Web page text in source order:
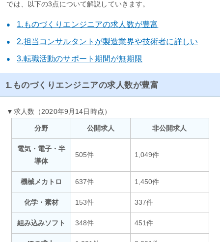
では、以下の3点について解説していきます。
1.ものづくりエンジニアの求人数が豊富
2.担当コンサルタントが製造業界や技術者に詳しい
3.転職活動のサポート期間が無期限
1.ものづくりエンジニアの求人数が豊富
▼求人数（2020年9月14日時点）
分野 公開求人 非公開求人
電気・電子・半
導体
505件 1,049件
機械メカトロ 637件 1,450件
化学・素材 153件 337件
組み込みソフト 348件 451件